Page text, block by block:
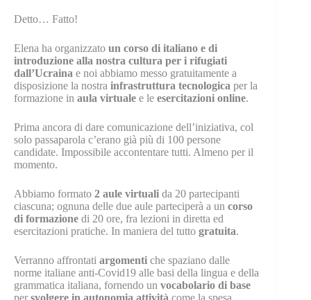
Detto… Fatto!
Elena ha organizzato un corso di italiano e di
introduzione alla nostra cultura per i rifugiati
dall’Ucraina e noi abbiamo messo gratuitamente a
disposizione la nostra infrastruttura tecnologica per la
formazione in aula virtuale e le esercitazioni online.
Prima ancora di dare comunicazione dell’iniziativa, col
solo passaparola c’erano già più di 100 persone
candidate. Impossibile accontentare tutti. Almeno per il
momento.
Abbiamo formato 2 aule virtuali da 20 partecipanti
ciascuna; ognuna delle due aule parteciperà a un corso
di formazione di 20 ore, fra lezioni in diretta ed
esercitazioni pratiche. In maniera del tutto gratuita.
Verranno affrontati argomenti che spaziano dalle
norme italiane anti-Covid19 alle basi della lingua e della
grammatica italiana, fornendo un vocabolario di base
per svolgere in autonomia attività come la spesa